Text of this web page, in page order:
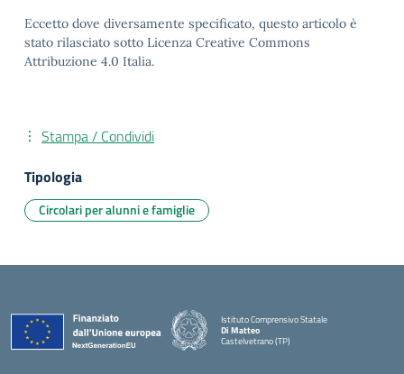
Eccetto dove diversamente specificato, questo articolo è
stato rilasciato sotto Licenza Creative Commons
Attribuzione 4.0 Italia.
Stampa / Condividi
Tipologia
Circolari per alunni e famiglie
Istituto Comprensivo Statale
Di Matteo
Castelvetrano (TP)